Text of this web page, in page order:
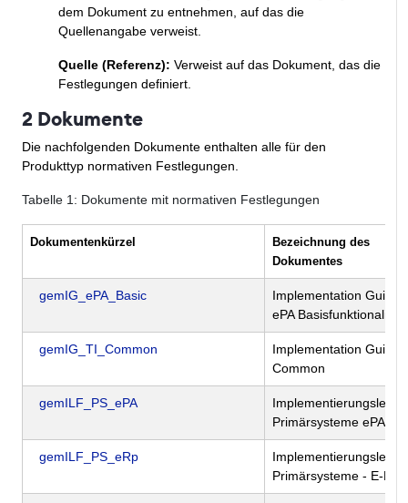
dem Dokument zu entnehmen, auf das die
Quellenangabe verweist.
Quelle (Referenz): Verweist auf das Dokument, das die
Festlegungen definiert.
2 Dokumente
Die nachfolgenden Dokumente enthalten alle für den
Produkttyp normativen Festlegungen.
Tabelle 1 : Dokumente mit normativen Festlegungen
Dokumentenkürzel
Bezeichnung des
Dokumentes
gemIG_ePA_Basic
Implementation Guide
ePA
gemIG_TI_Common
Implementation Guide
Common
gemILF_PS_ePA
Primärsysteme ePA
gemILF_PS_eRp
Primärsysteme - E-